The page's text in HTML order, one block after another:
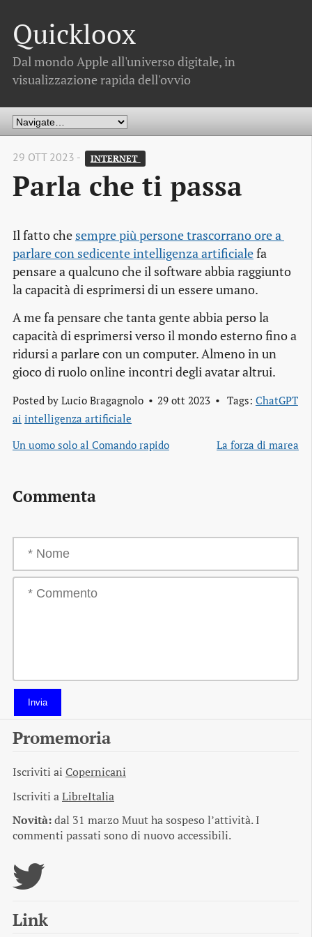
Quickloox
Dal mondo Apple all'universo digitale, in
visualizzazione rapida dell'ovvio
29 OTT 2023 - INTERNET
Parla che ti passa
Il fatto che sempre più persone trascorrano ore a
parlare con sedicente intelligenza artificialefa
pensare a qualcuno che il software abbia raggiunto
la capacità di esprimersi di un essere umano.
A me fa pensare che tanta gente abbia perso la
capacità di esprimersi verso il mondo esterno fino a
ridursi a parlare con un computer. Almeno in un
gioco di ruolo online incontri degli avatar altrui.
Posted by Lucio Bragagnolo 29 ott 2023 Tags: ChatGPT
ai intelligenza artificiale
Un uomo solo al Comando rapido
La forza di marea
Commenta
Invia
Promemoria
Iscriviti ai Copernicani
Iscriviti aLibreItalia
Novità:dal 31 marzo Muut ha sospeso l’attività. I
commenti passati sono di nuovo accessibili.
Link